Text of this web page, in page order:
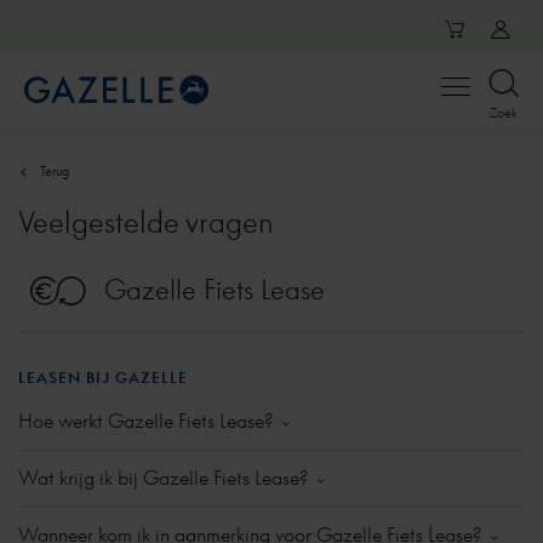
Open
Zoek
Terug
Veelgestelde vragen
Gazelle Fiets Lease
LEASEN BIJ GAZELLE
Hoe werkt Gazelle Fiets Lease?
fiets je voor een bepaalde periode een
Wat krijg ik bij Gazelle Fiets Lease?
Wanneer kom ik in aanmerking voor Gazelle Fiets Lease?